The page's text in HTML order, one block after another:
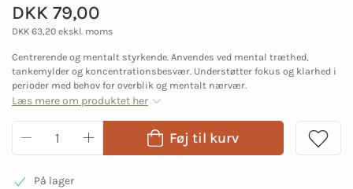
DKK 79,00
DKK 63,20 ekskl. moms
Centrerende og mentalt styrkende. Anvendes ved mental træthed,
tankemylder og koncentrationsbesvær. Understøtter fokus og klarhed i
perioder med behov for overblik og mentalt nærvær.
Læs mere om produktet her
Føj til kurv
På lager